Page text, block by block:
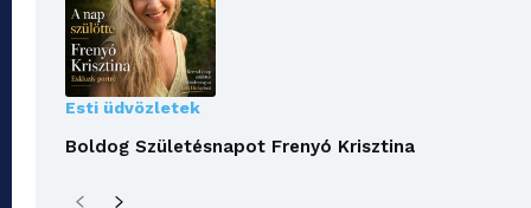
Esti üdvözletek
Boldog Születésnapot Frenyó Krisztina